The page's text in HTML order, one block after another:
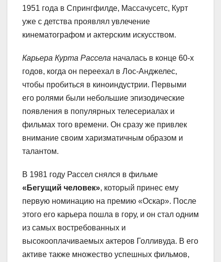
1951 года в Спрингфилде, Массачусетс, Курт
уже с детства проявлял увлечение
кинематографом и актерским искусством.
Карьера Курта Рассела началась в конце 60-х
годов, когда он переехал в Лос-Анджелес,
чтобы пробиться в киноиндустрии. Первыми
его ролями были небольшие эпизодические
появления в популярных телесериалах и
фильмах того времени. Он сразу же привлек
внимание своим харизматичным образом и
талантом.
В 1981 году Рассел снялся в фильме
«Бегущий человек», который принес ему
первую номинацию на премию «Оскар». После
этого его карьера пошла в гору, и он стал одним
из самых востребованных и
высокооплачиваемых актеров Голливуда. В его
активе также множество успешных фильмов,